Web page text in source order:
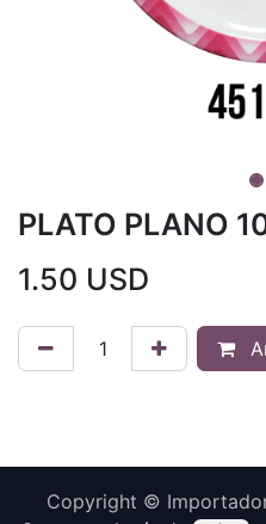
PLATO PLANO
1.50 USD
Copyright ©